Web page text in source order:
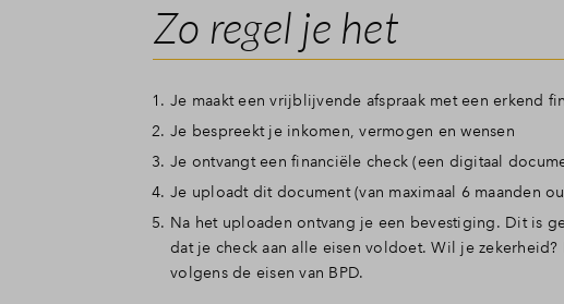
Zo regel je het
Je maakt een vrijblijvende afspraak met een erkend
Je bespreekt je inkomen, vermogen en wensen
Je ontvangt een financiële check (een digitaal
Je uploadt dit document (van maximaal 6 maanden
Na het uploaden ontvang je een bevestiging. Dit is
dat je check aan alle eisen voldoet. Wil je
volgens de eisen van BPD.